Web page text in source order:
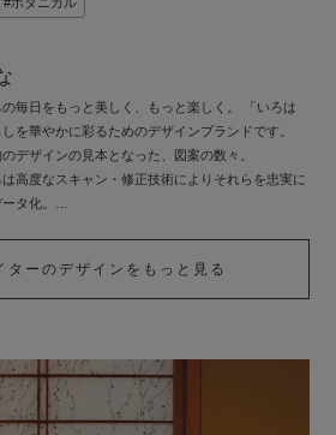
毎日をもっと美しく、もっと楽しく。 「いろは
を華やかに彩るためのデザインブランドです。
デザインの見本となった、図案の数々。
高度なスキャン・修正技術によりそれらを忠実に
タ化。
ンテリアを中心としたさまざまなシーンに向け、
本の伝統的なデザインを提案していきます。
ターのデザインをもっと見る